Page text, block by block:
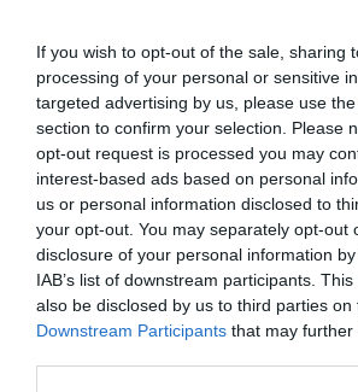
If you wish to opt-out of the sale, sharing
processing of your personal or sensitive
targeted advertising by us, please use
section to confirm your selection. Please
opt-out request is processed you may
interest-based ads based on personal
us or personal information disclosed to
your opt-out. You may separately opt-out
disclosure of your personal information
IAB’s list of downstream participants.
also be disclosed by us to third parties on
Downstream Participants that may